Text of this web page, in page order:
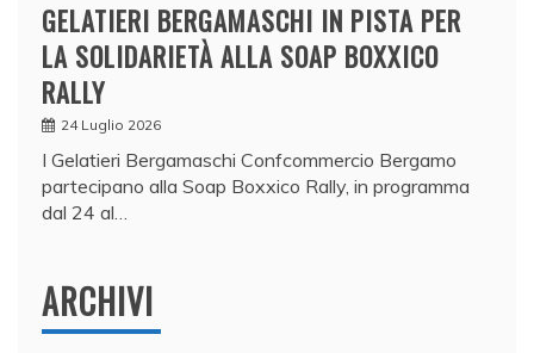
GELATIERI BERGAMASCHI IN PISTA PER
LA SOLIDARIETÀ ALLA SOAP BOXXICO
RALLY
24 Luglio 2026
I Gelatieri Bergamaschi Confcommercio Bergamo
partecipano alla Soap Boxxico Rally, in programma
dal 24 al…
ARCHIVI